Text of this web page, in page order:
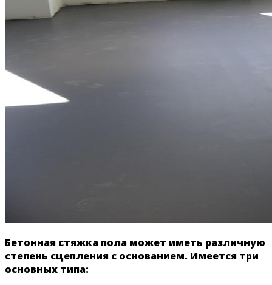
Бетонная стяжка пола может иметь различную
степень сцепления с основанием. Имеется три
основных типа: